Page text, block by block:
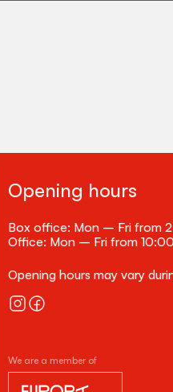
Opening hours
Box office: Mon – Fri from
Office: Mon – Fri from
Opening hours may vary
We are a member of